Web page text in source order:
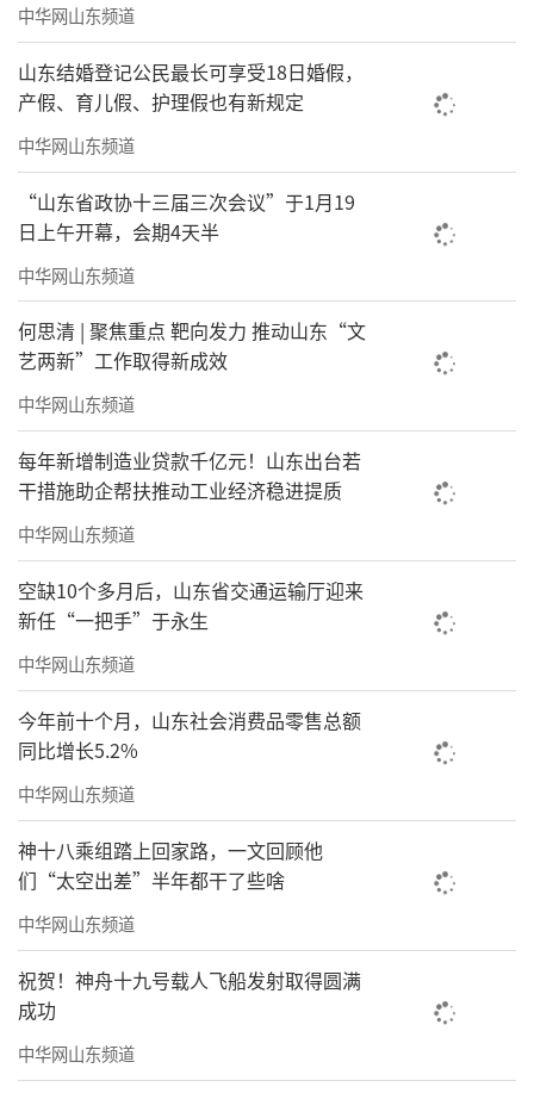
昆嵛山国家级自然保护区，听取保护区整体情
况汇报，在数字信息中心，通过大屏察看保护
区全貌、观看生态保护视频。他强调，要扎实
做好生态保护、生态修复等工作，持续优化山
地生态系统，保护生物多样性。森林防火，责
任重于泰山，要打起十二分的精神，确保万无
一失。在昆嵛山林场三分场黄连口管护点，刘
家义与护林员王尚丰、薄子香夫妇亲切握手交
谈，仔细询问他们的工作生活状况，叮嘱他们
保重身体，坚守岗位，守护好昆嵛山的绿水青
山。刘家义还来到昆嵛山革命陈列馆，详细了
解胶东红色革命历史，认真聆听革命先烈事
迹，重温那段光荣岁月。他强调，要持续深入
开展党史学习教育，用好红色资源，传承红色
基因，讲好红色故事，在党史中汲取奋勇前行
的磅礴力量。
中华网山东频道
山东结婚登记公民最长可享受18日婚假，
产假、育儿假、护理假也有新规定
中华网山东频道
“山东省政协十三届三次会议”于1月19
日上午开幕，会期4天半
中华网山东频道
何思清 | 聚焦重点 靶向发力 推动山东“文
艺两新”工作取得新成效
中华网山东频道
每年新增制造业贷款千亿元！山东出台若
干措施助企帮扶推动工业经济稳进提质
中华网山东频道
空缺10个多月后，山东省交通运输厅迎来
新任“一把手”于永生
中华网山东频道
今年前十个月，山东社会消费品零售总额
同比增长5.2%
中华网山东频道
神十八乘组踏上回家路，一文回顾他
们“太空出差”半年都干了些啥
中华网山东频道
祝贺！神舟十九号载人飞船发射取得圆满
成功
中华网山东频道